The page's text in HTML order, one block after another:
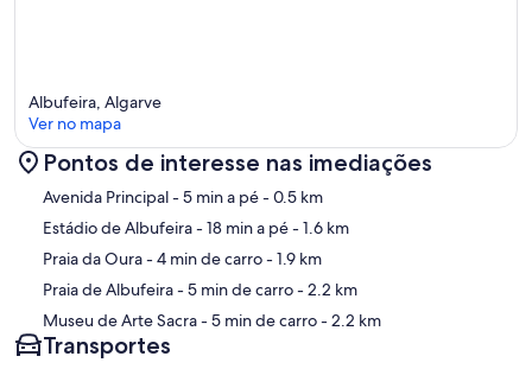
Mapa
Albufeira, Algarve
Ver no mapa
Pontos de interesse nas imediações
Avenida Principal- 5 min a pé- 0.5 km
Estádio de Albufeira- 18 min a pé- 1.6 km
Praia da Oura- 4 min de carro- 1.9 km
Praia de Albufeira- 5 min de carro- 2.2 km
Museu de Arte Sacra- 5 min de carro- 2.2 km
Transportes